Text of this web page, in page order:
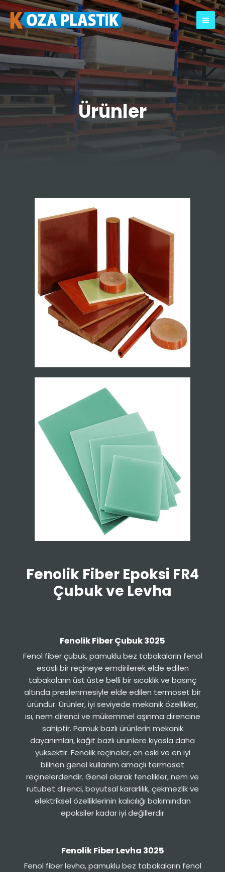
Ürünler
Fenolik Fiber Epoksi FR4
Çubuk ve Levha
Fenolik Fiber Çubuk 3025
Fenol fiber çubuk, pamuklu bez tabakaların fenol
esaslı bir reçineye emdirilerek elde edilen
tabakaların üst üste belli bir sıcaklık ve basınç
altında preslenmesiyle elde edilen termoset bir
üründür. Ürünler, iyi seviyede mekanik özellikler,
ısı, nem direnci ve mükemmel aşınma direncine
sahiptir. Pamuk bazlı ürünlerin mekanik
dayanımları, kağıt bazlı ürünlere kıyasla daha
yüksektir. Fenolik reçineler, en eski ve en iyi
bilinen genel kullanım amaçlı termoset
reçinelerdendir. Genel olarak fenolikler, nem ve
rutubet direnci, boyutsal kararlılık, çekmezlik ve
elektriksel özelliklerinin kalıcılığı bakımından
epoksiler kadar iyi değillerdir
Fenolik Fiber Levha 3025
Fenol fiber levha, pamuklu bez tabakaların fenol